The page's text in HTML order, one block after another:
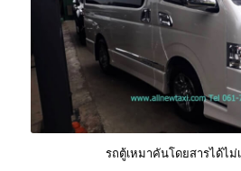
รถตู้เหมาคันโดยสารได้ไม่